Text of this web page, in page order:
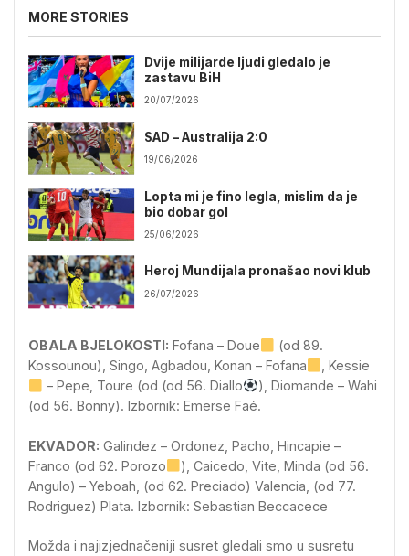
MORE STORIES
Dvije milijarde ljudi gledalo je
zastavu BiH
20/07/2026
SAD – Australija 2:0
19/06/2026
Lopta mi je fino legla, mislim da je
bio dobar gol
25/06/2026
Heroj Mundijala pronašao novi klub
26/07/2026
OBALA BJELOKOSTI: Fofana – Doue
(od 89.
Kossounou), Singo, Agbadou, Konan – Fofana
, Kessie
– Pepe, Toure (od (od 56. Diallo
), Diomande – Wahi
(od 56. Bonny). Izbornik: Emerse Faé.
EKVADOR: Galindez – Ordonez, Pacho, Hincapie –
Franco (od 62. Porozo
), Caicedo, Vite, Minda (od 56.
Angulo) – Yeboah, (od 62. Preciado) Valencia, (od 77.
Rodriguez) Plata. Izbornik: Sebastian Beccacece
Možda i najizjednačeniji susret gledali smo u susretu